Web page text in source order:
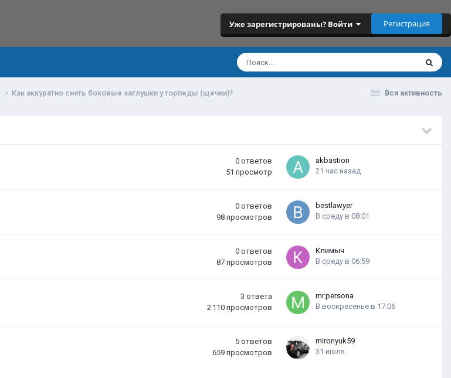
Уже зарегистрированы? Войти Регистрация
Вся активность
Как аккуратно снять боковые заглушки у торпеды (щечки)?
0 ответов
51 просмотр
akbastion
21 час назад
0 ответов
98 просмотров
bestlawyer
В среду в 08:01
0 ответов
87 просмотров
Климыч
В среду в 06:59
3 ответа
2 110 просмотров
mr.persona
В воскресенье в 17:06
5 ответов
659 просмотров
mironyuk59
31 июля